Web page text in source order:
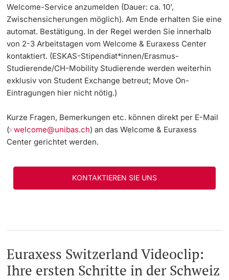
Welcome-Service anzumelden (Dauer: ca. 10',
Zwischensicherungen möglich). Am Ende erhalten Sie eine
automat. Bestätigung. In der Regel werden Sie innerhalb
von 2-3 Arbeitstagen vom Welcome & Euraxess Center
kontaktiert. (ESKAS-Stipendiat*innen/Erasmus-
Studierende/CH-Mobility Studierende werden weiterhin
exklusiv von Student Exchange betreut; Move On-
Eintragungen hier nicht nötig.)
Kurze Fragen, Bemerkungen etc. können direkt per E-Mail
( welcome@unibas.ch) an das Welcome & Euraxess
Center gerichtet werden.
KONTAKTIEREN SIE UNS
Euraxess Switzerland Videoclip:
Ihre ersten Schritte in der Schweiz